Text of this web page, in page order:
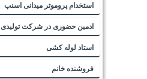
استخدام پروموتر میدانی اسنپ
ادمین حضوری در شرکت تولیدی
استاد لوله کشی
فروشنده خانم